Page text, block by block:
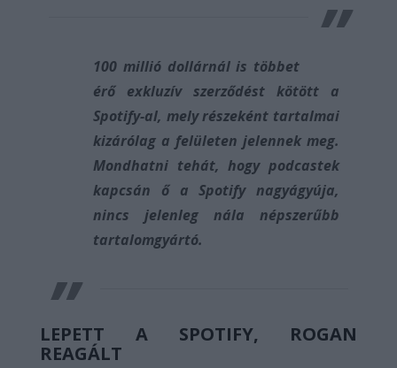
100 millió dollárnál is többet
érő exkluzív szerződést kötött a
Spotify-al, mely részeként tartalmai
kizárólag a felületen jelennek meg.
Mondhatni tehát, hogy podcastek
kapcsán ő a Spotify nagyágyúja,
nincs jelenleg nála népszerűbb
tartalomgyártó.
LÉPETT A SPOTIFY, ROGAN
REAGÁLT